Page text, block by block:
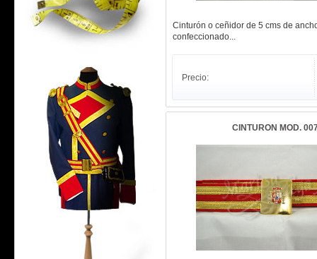
Cinturón o ceñidor de 5 cms de
confeccionado...
Precio:
CINTURON MOD.